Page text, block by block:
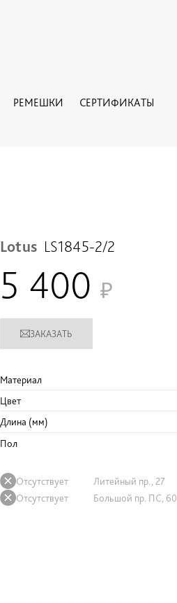
РЕМЕШКИ СЕРТИФИКАТЫ
Lotus LS1845-2/2
5 400
ЗАКАЗАТЬ
Материал
Цвет
Длина (мм)
Пол
Отсутствует
Литейный пр., 27
Отсутствует
Большой пр. ПС, 60